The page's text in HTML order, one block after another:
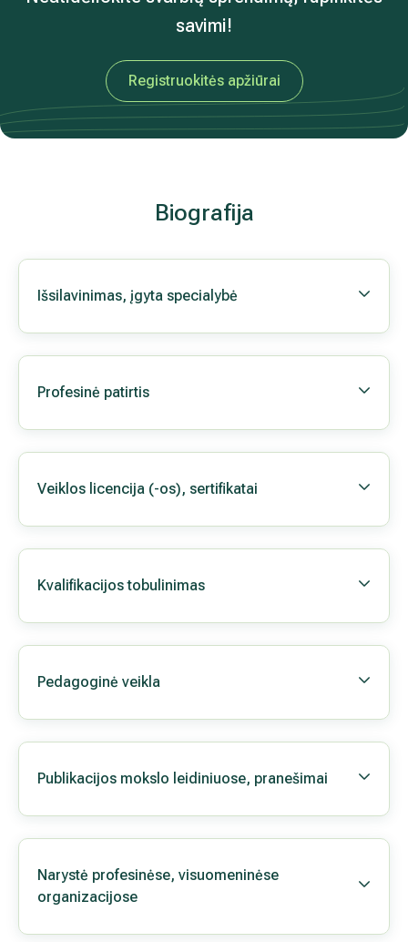
Plačiau apie chemoterapijos (onkologija) paslaugas ir
Registruokitės
Išsilavinimas, įgyta specialybė
Profesinė patirtis
Veiklos licencija (-os), sertifikatai
Kvalifikacijos tobulinimas